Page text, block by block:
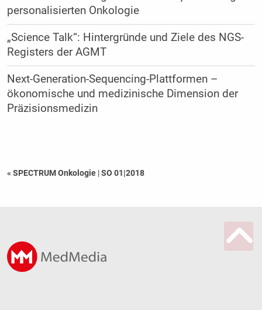
personalisierten Onkologie
„Science Talk“: Hintergründe und Ziele des NGS-
Registers der AGMT
Next-Generation-Sequencing-Plattformen –
ökonomische und medizinische Dimension der
Präzisionsmedizin
« SPECTRUM Onkologie |SO 01|2018